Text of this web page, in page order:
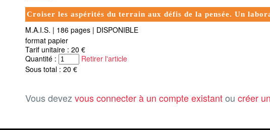
Croiser les aspérités du terrain aux défis de la pensée. Un
M.A.I.S. | 186 pages | DISPONIBLE
format papier
Tarif unitaire : 20 €
Quantité :
Retirer l'article
Sous total : 20 €
Vous devezvous connecter à un compte existantou créer